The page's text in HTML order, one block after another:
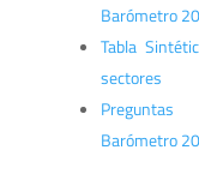
Barómetro
Tabla
sectores
Barómetro